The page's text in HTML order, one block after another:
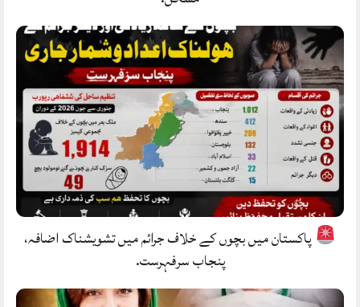
پاکستان میں بچوں کے خلاف جرائم میں تشویشناک اضافہ،
پنجاب سرفہرست.